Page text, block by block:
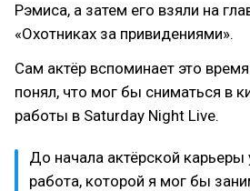
Рэмиса, а затем его взяли на
«Охотниках за привидениями».
Сам актёр вспоминает это
понял, что мог бы сниматься в
работы в Saturday Night Live.
До начала актёрской
работа, которой я мог бы